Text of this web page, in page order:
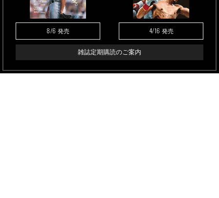
8/6 発売 4/16 発売
雑誌定期購読のご案内